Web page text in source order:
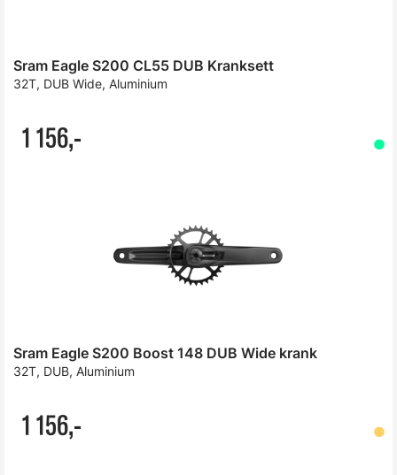
Sram Eagle S200 CL55 DUB Kranksett
32T, DUB Wide, Aluminium
1 156,-
Sram Eagle S200 Boost 148 DUB Wide krank
32T, DUB, Aluminium
1 156,-